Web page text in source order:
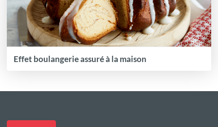
Effet boulangerie assuré à la maison